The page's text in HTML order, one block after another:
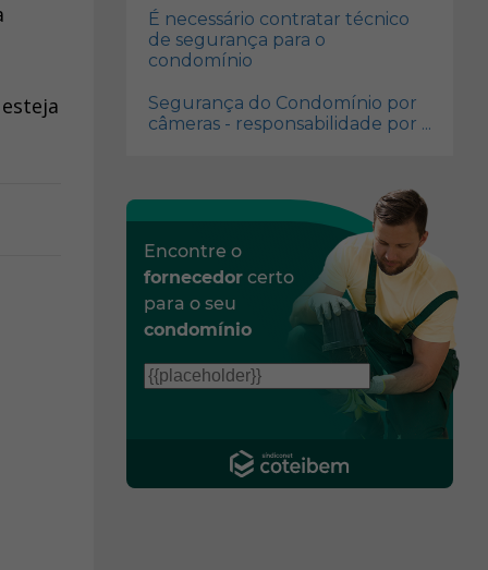
É necessário contratar técnico
de segurança para o
condomínio
Segurança do Condomínio por
câmeras - responsabilidade por ...
Encontre o
fornecedor certo
para o seu
condomínio